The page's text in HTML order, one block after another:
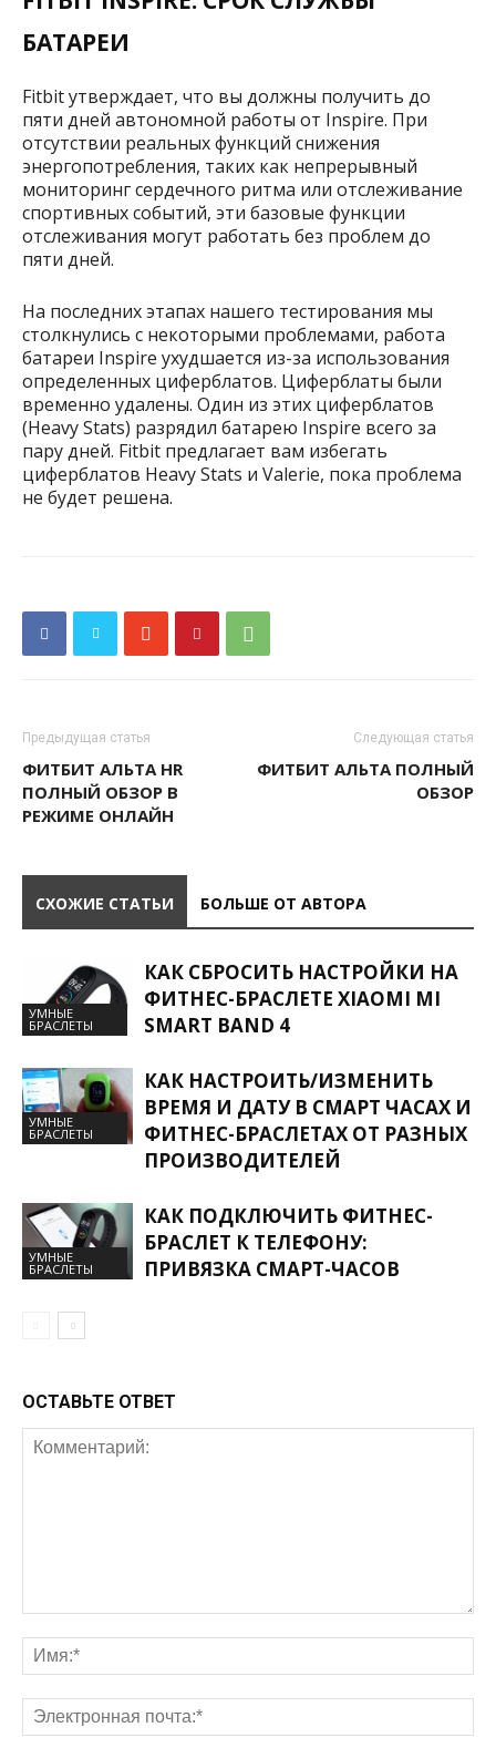
БАТАРЕИ
Fitbit утверждает, что вы должны получить до
пяти дней автономной работы от Inspire. При
отсутствии реальных функций снижения
энергопотребления, таких как непрерывный
мониторинг сердечного ритма или отслеживание
спортивных событий, эти базовые функции
отслеживания могут работать без проблем до
пяти дней.
На последних этапах нашего тестирования мы
столкнулись с некоторыми проблемами, работа
батареи Inspire ухудшается из-за использования
определенных циферблатов. Циферблаты были
временно удалены. Один из этих циферблатов
(Heavy Stats) разрядил батарею Inspire всего за
пару дней. Fitbit предлагает вам избегать
циферблатов Heavy Stats и Valerie, пока проблема
не будет решена.
Предыдущая статья
ФИТБИТ АЛЬТА HR
ПОЛНЫЙ ОБЗОР В
РЕЖИМЕ ОНЛАЙН
Следующая статья
ФИТБИТ АЛЬТА ПОЛНЫЙ
ОБЗОР
СХОЖИЕ СТАТЬИ БОЛЬШЕ ОТ АВТОРА
УМНЫЕ
БРАСЛЕТЫ
КАК СБРОСИТЬ НАСТРОЙКИ НА
ФИТНЕС-БРАСЛЕТЕ XIAOMI MI
SMART BAND 4
УМНЫЕ
БРАСЛЕТЫ
КАК НАСТРОИТЬ/ИЗМЕНИТЬ
ВРЕМЯ И ДАТУ В СМАРТ ЧАСАХ И
ФИТНЕС-БРАСЛЕТАХ ОТ РАЗНЫХ
ПРОИЗВОДИТЕЛЕЙ
УМНЫЕ
БРАСЛЕТЫ
КАК ПОДКЛЮЧИТЬ ФИТНЕС-
БРАСЛЕТ К ТЕЛЕФОНУ:
ПРИВЯЗКА СМАРТ-ЧАСОВ
ОСТАВЬТЕ ОТВЕТ